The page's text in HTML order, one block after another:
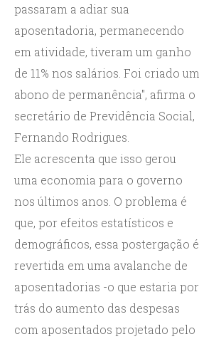
passaram a adiar sua
aposentadoria, permanecendo
em atividade, tiveram um ganho
de 11% nos salários. Foi criado um
abono de permanência", afirma o
secretário de Previdência Social,
Fernando Rodrigues.
Ele acrescenta que isso gerou
uma economia para o governo
nos últimos anos. O problema é
que, por efeitos estatísticos e
demográficos, essa postergação é
revertida em uma avalanche de
aposentadorias -o que estaria por
trás do aumento das despesas
com aposentados projetado pelo